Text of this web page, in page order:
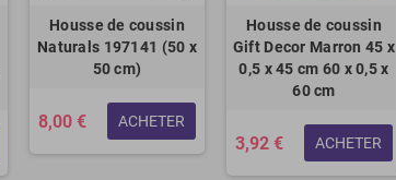
Housse de coussin
Naturals 197141 (50 x
50 cm)
8,00 € ACHETER
Housse de coussin
Gift Decor Marron 45 x
0,5 x 45 cm 60 x 0,5 x
60 cm
3,92 € ACHETER